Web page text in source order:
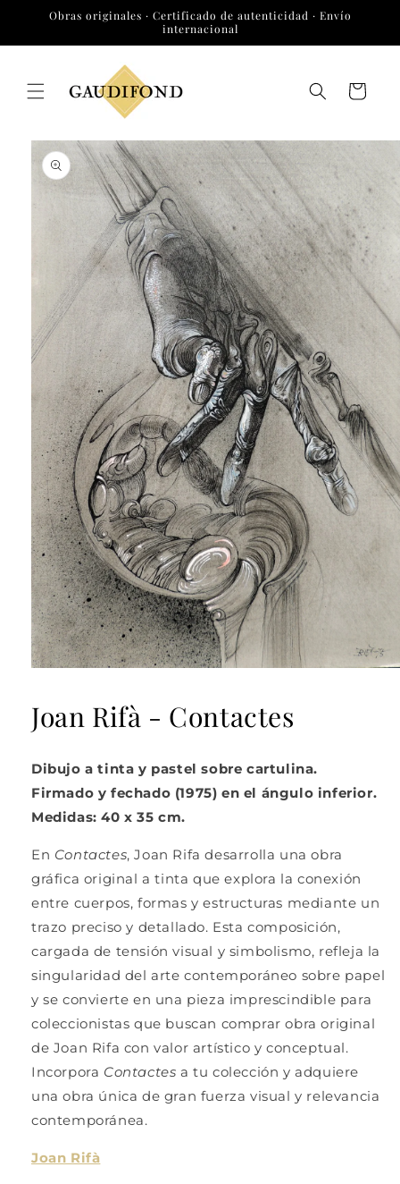
directamente
Obras originales · Certificado de autenticidad · Envío
internacional
Carrito
directamente
información
del producto
1
en
modal
Joan Rifà - Contactes
Dibujo a tinta y pastel sobre cartulina.
Firmado y fechado (1975) en el ángulo inferior.
Medidas: 40 x 35 cm.
En Contactes,Joan Rifa desarrolla una obra
gráfica original a tinta que explora la conexión
entre cuerpos, formas y estructuras mediante un
trazo preciso y detallado. Esta composición,
cargada de tensión visual y simbolismo, refleja la
singularidad del arte contemporáneo sobre papel
y se convierte en una pieza imprescindible para
coleccionistas que buscan comprar obra original
de Joan Rifa con valor artístico y conceptual.
Incorpora Contactes a tu colección y adquiere
una obra única de gran fuerza visual y relevancia
contemporánea.
Ver
Joan Rifà